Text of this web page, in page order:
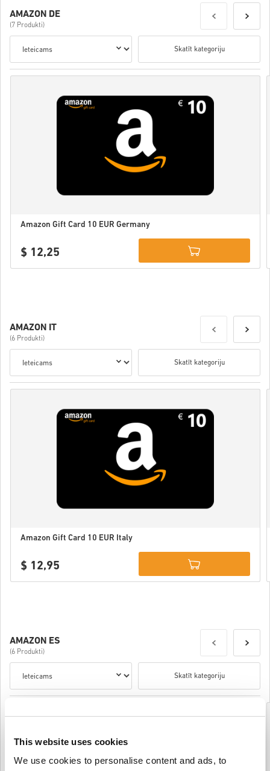
This website uses cookies
We use cookies to personalise content and ads, to
AMAZON DE
(7 Produkti)
Skatīt kategoriju
Amazon Gift Card 10 EUR Germany
$ 12,25
AMAZON IT
(6 Produkti)
Skatīt kategoriju
Amazon Gift Card 10 EUR Italy
$ 12,95
AMAZON ES
(6 Produkti)
Skatīt kategoriju